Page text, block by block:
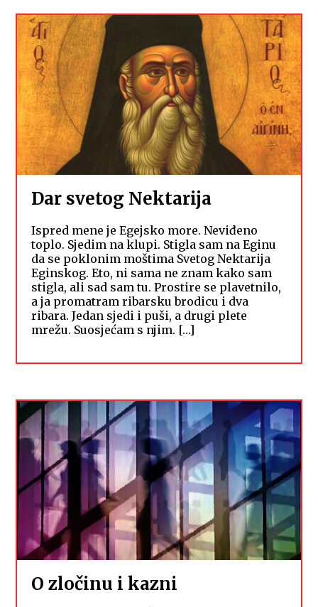
Dar svetog Nektarija
Ispred mene je Egejsko more. Neviđeno
toplo. Sjedim na klupi. Stigla sam na Eginu
da se poklonim moštima Svetog Nektarija
Eginskog. Eto, ni sama ne znam kako sam
stigla, ali sad sam tu. Prostire se plavetnilo,
a ja promatram ribarsku brodicu i dva
ribara. Jedan sjedi i puši, a drugi plete
mrežu. Suosjećam s njim. […]
O zločinu i kazni